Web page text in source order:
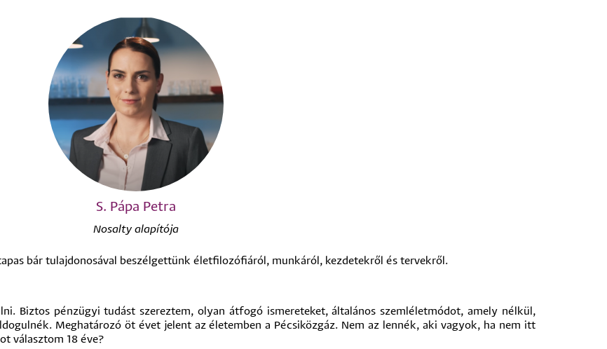
S. Pápa Petra
Nosalty alapítója
bár tulajdonosával beszélgettünk életfilozófiáról, munkáról, kezdetekről és tervekről.
Biztos pénzügyi tudást szereztem, olyan átfogó ismereteket, általános szemléletmódot, amely nélkül,
Meghatározó öt évet jelent az életemben a Pécsiközgáz. Nem az lennék, aki vagyok, ha nem itt
választom 18 éve?